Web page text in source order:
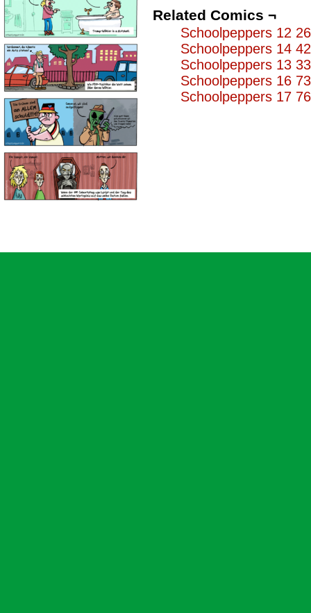
Related Comics ¬
Schoolpeppers 12
Schoolpeppers 14
Schoolpeppers 13
Schoolpeppers 16
Schoolpeppers 17